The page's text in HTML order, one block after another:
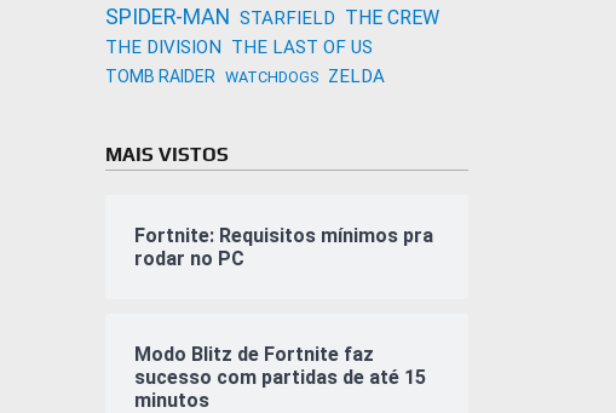
SPIDER-MAN STARFIELD THE CREW
THE DIVISION THE LAST OF US
TOMB RAIDER WATCHDOGS ZELDA
MAIS VISTOS
Fortnite: Requisitos mínimos pra
rodar no PC
Modo Blitz de Fortnite faz
sucesso com partidas de até 15
minutos